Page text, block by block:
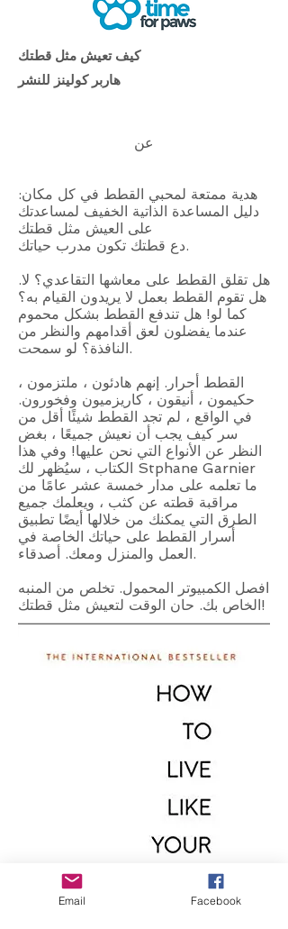
كيف تعيش مثل قطتك
هاربر كولينز للنشر
عن
هدية ممتعة لمحبي القطط في كل مكان:
دليل المساعدة الذاتية الخفيف لمساعدتك
على العيش مثل قطتك
دع قطتك تكون مدرب حياتك.
هل تقلق القطط على معاشها التقاعدي؟ لا.
هل تقوم القطط بعمل لا يريدون القيام به؟
كما لو! هل تندفع القطط بشكل محموم
عندما يفضلون لعق أقدامهم والنظر من
النافذة؟ لو سمحت.
القطط أحرار. إنهم هادئون ، ملتزمون ،
حكيمون ، أنيقون ، كاريزميون وفخورون.
في الواقع ، لم تجد القطط شيئًا أقل من
سر كيف يجب أن نعيش جميعًا ، بغض
النظر عن الأنواع التي نحن عليها! وفي هذا
الكتاب ، سيُظهر لك Stphane Garnier
ما تعلمه على مدار خمسة عشر عامًا من
مراقبة قطته عن كثب ، ويعلمك جميع
الطرق التي يمكنك من خلالها أيضًا تطبيق
أسرار القطط على حياتك الخاصة في
العمل والمنزل ومعك. أصدقاء.
افصل الكمبيوتر المحمول. تخلص من المنبه
الخاص بك. حان الوقت لتعيش مثل قطتك!
Email Facebook